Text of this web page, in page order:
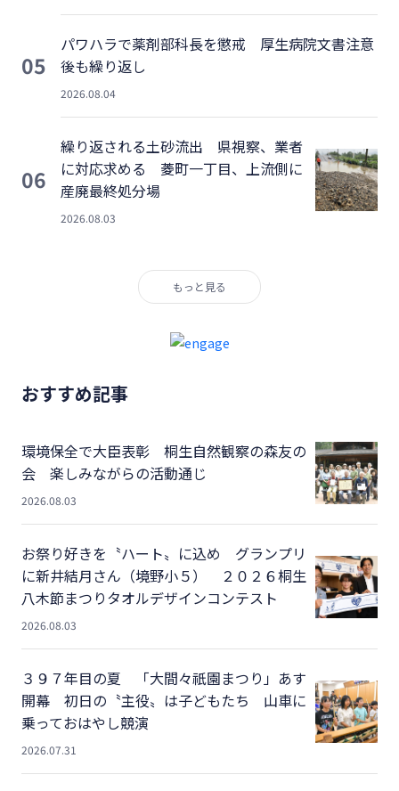
05
パワハラで薬剤部科長を懲戒 厚生病院文書注意
後も繰り返し
2026.08.04
06
繰り返される土砂流出 県視察、業者
に対応求める 菱町一丁目、上流側に
産廃最終処分場
2026.08.03
もっと見る
おすすめ記事
環境保全で大臣表彰 桐生自然観察の森友の
会 楽しみながらの活動通じ
2026.08.03
お祭り好きを〝ハート〟に込め グランプリ
に新井結月さん（境野小５） ２０２６桐生
八木節まつりタオルデザインコンテスト
2026.08.03
３９７年目の夏 「大間々祇園まつり」あす
開幕 初日の〝主役〟は子どもたち 山車に
乗っておはやし競演
2026.07.31